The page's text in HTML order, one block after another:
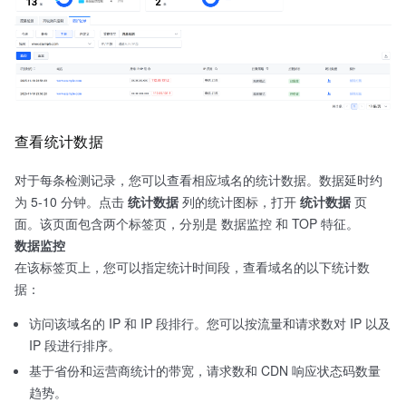
查看统计数据
对于每条检测记录，您可以查看相应域名的统计数据。数据延时约
为 5-10 分钟。点击 统计数据 列的统计图标，打开 统计数据 页
面。该页面包含两个标签页，分别是 数据监控 和 TOP 特征。
数据监控
在该标签页上，您可以指定统计时间段，查看域名的以下统计数
据：
访问该域名的 IP 和 IP 段排行。您可以按流量和请求数对 IP 以及
IP 段进行排序。
基于省份和运营商统计的带宽，请求数和 CDN 响应状态码数量
趋势。